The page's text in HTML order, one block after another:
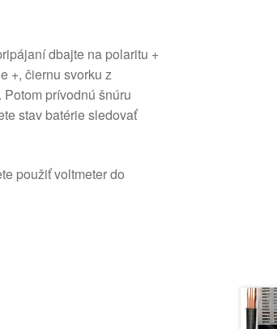
dbajte na polaritu +
+, čiernu svorku z
prívodnú šnúru
stav batérie sledovať
použiť voltmeter do